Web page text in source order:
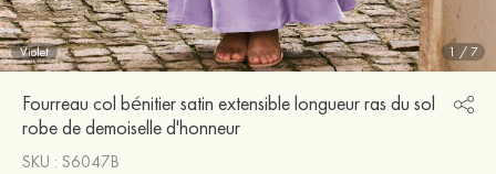
Violet 1 /7
Fourreau col bénitier satin extensible longueur ras du sol
robe de demoiselle d'honneur
SKU : S6047B